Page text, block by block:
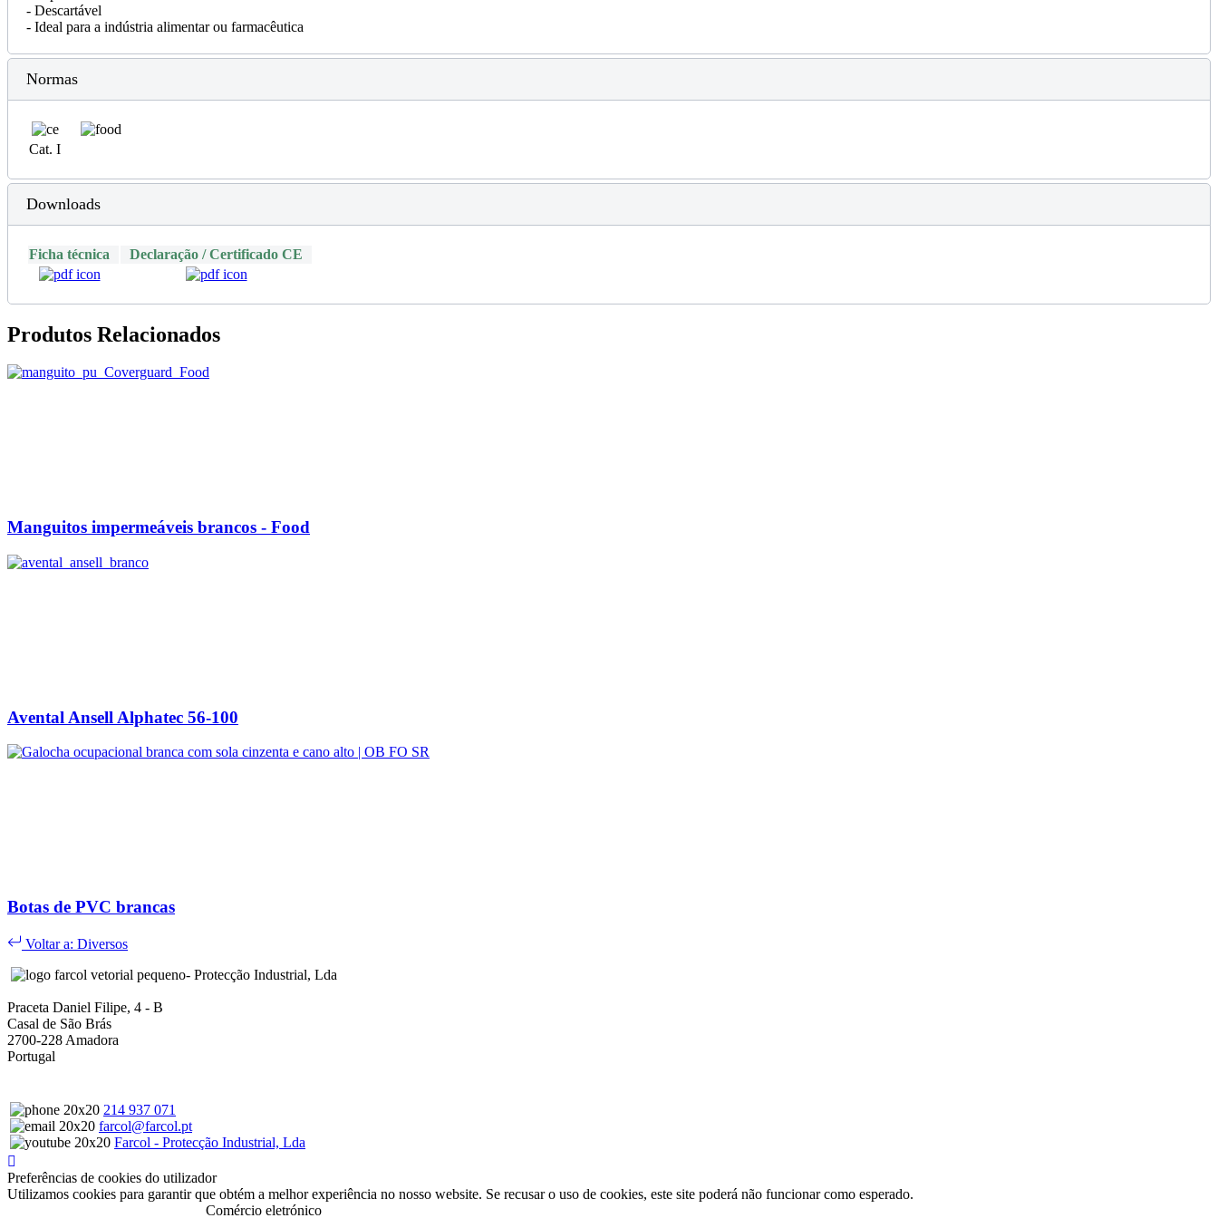
- Descartável
- Ideal para a indústria alimentar ou farmacêutica
Normas
Cat. I
Downloads
Ficha técnica Declaração / Certificado CE
Produtos Relacionados
Manguitos impermeáveis brancos - Food
Avental Ansell Alphatec 56-100
Botas de PVC brancas
Voltar a: Diversos
- Protecção Industrial, Lda
Praceta Daniel Filipe, 4 - B
Casal de São Brás
2700-228 Amadora
Portugal
214 937 071
farcol@farcol.pt
Farcol - Protecção Industrial, Lda
Preferências de cookies do utilizador
Utilizamos cookies para garantir que obtém a melhor experiência no nosso website. Se recusar o uso de cookies, este site poderá não funcionar como esperado.
Comércio eletrónico